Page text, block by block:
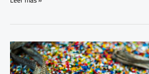
Ecuador
frente
a